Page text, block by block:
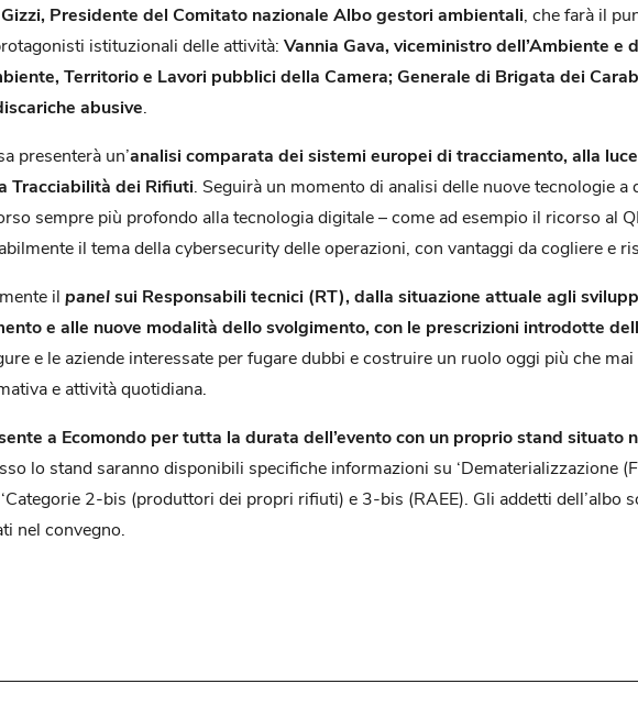
Presidente del Comitato nazionale Albo gestori ambientali , che farà il
istituzionali delle attività: Vannia Gava, viceministro dell’Ambiente e
Territorio e Lavori pubblici della Camera; Generale di Brigata dei
abusive
presenterà un’analisi comparata dei sistemi europei di tracciamento, alla
Tracciabilità dei Rifiuti . Seguirà un momento di analisi delle nuove tecnologie
sempre più profondo alla tecnologia digitale – come ad esempio il ricorso al
il tema della cybersecurity delle operazioni, con vantaggi da cogliere e
il panelsui Responsabili tecnici (RT), dalla situazione attuale agli
e alle nuove modalità dello svolgimento, con le prescrizioni introdotte
e le aziende interessate per fugare dubbi e costruire un ruolo oggi più che
e attività quotidiana.
a Ecomondo per tutta la durata dell’evento con un proprio stand situato
lo stand saranno disponibili specifiche informazioni su ‘Dematerializzazione
‘Categorie 2-bis (produttori dei propri rifiuti) e 3-bis (RAEE). Gli addetti
nel convegno.